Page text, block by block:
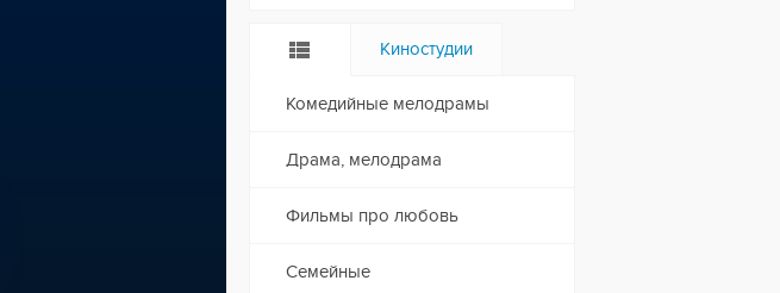
Киностудии
Комедийные мелодрамы
Драма, мелодрама
Фильмы про любовь
Семейные